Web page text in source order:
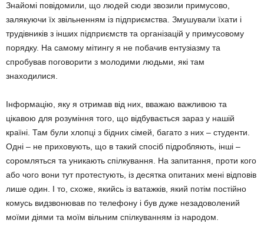
Знайомі повідомили, що людей сюди звозили примусово,
залякуючи їх звільненням із підприємства. Змушували їхати і
трудівників з інших підприємств та організацій у примусовому
порядку. На самому мітингу я не побачив ентузіазму та
спробував поговорити з молодими людьми, які там
знаходилися.
Інформацію, яку я отримав від них, вважаю важливою та
цікавою для розуміння того, що відбувається зараз у нашій
країні. Там були хлопці з бідних сімей, багато з них – студенти.
Одні – не приховують, що в такий спосіб підробляють, інші –
соромляться та уникають спілкування. На запитання, проти кого
або чого вони тут протестують, із десятка опитаних мені відповів
лише один. І то, схоже, якийсь із ватажків, який потім постійно
комусь видзвонював по телефону і був дуже незадоволений
моїми діями та моїм вільним спілкуванням із народом.